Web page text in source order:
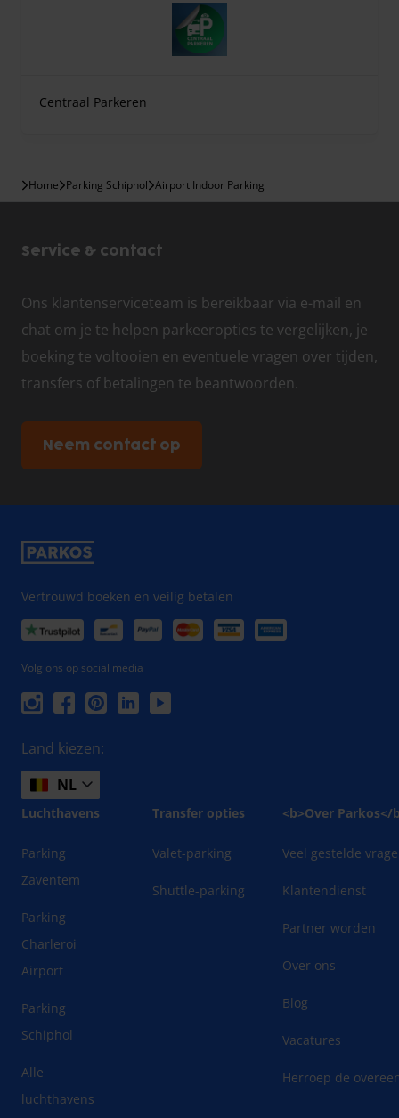
Centraal Parkeren
Home Parking Schiphol Airport Indoor Parking
Service & contact
Ons klantenserviceteam is bereikbaar via e-mail en
chat om je te helpen parkeeropties te vergelijken, je
boeking te voltooien en eventuele vragen over tijden,
transfers of betalingen te beantwoorden.
Neem contact op
Vertrouwd boeken en veilig betalen
Volg ons op social media
Land kiezen:
NL
Luchthavens
Parking
Zaventem
Parking
Charleroi
Airport
Parking
Schiphol
Alle
luchthavens
Transfer opties
Valet-parking
Shuttle-parking
<b>Over Parkos</
Veel gestelde
Klantendienst
Partner worden
Over ons
Blog
Vacatures
Herroep de